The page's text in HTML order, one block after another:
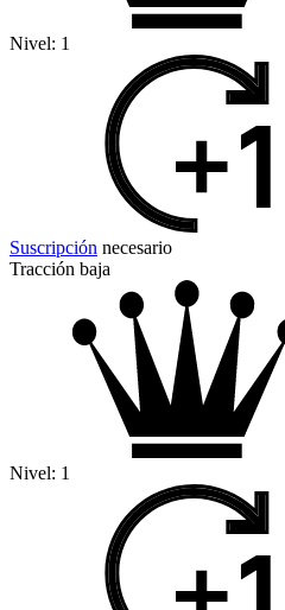
Nivel: 1
Suscripción necesario
Tracción baja
Nivel: 1